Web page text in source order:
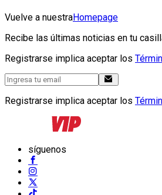
Vuelve a nuestraHomepage
Recibe las últimas noticias en tu
Registrarse implica aceptar los
Registrarse implica aceptar los
síguenos